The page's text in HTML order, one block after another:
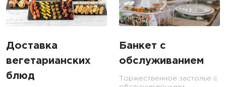
Доставка
вегетарианских
блюд
Банкет с
обслуживанием
Торжественное застолье с